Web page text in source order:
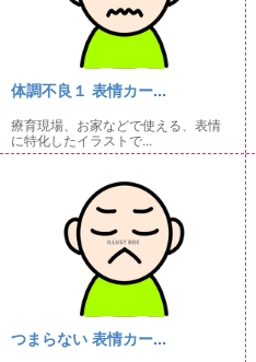
体調不良１ 表情カー...
療育現場、お家などで使える、表情
に特化したイラストで...
つまらない 表情カー...